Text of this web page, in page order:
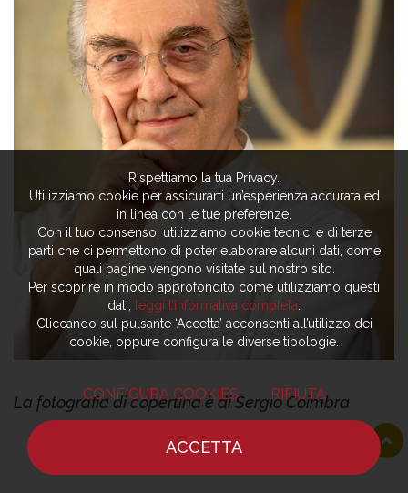
La fotografia di copertina è di Sergio Coimbra
Rispettiamo la tua Privacy.
Utilizziamo cookie per assicurarti un’esperienza accurata ed
in linea con le tue preferenze.
Con il tuo consenso, utilizziamo cookie tecnici e di terze
parti che ci permettono di poter elaborare alcuni dati, come
quali pagine vengono visitate sul nostro sito.
Per scoprire in modo approfondito come utilizziamo questi
dati,
leggi l’informativa completa
Cliccando sul pulsante ‘Accetta’ acconsenti all’utilizzo dei
cookie, oppure configura le diverse tipologie.
CONFIGURA COOKIES RIFIUTA
ACCETTA